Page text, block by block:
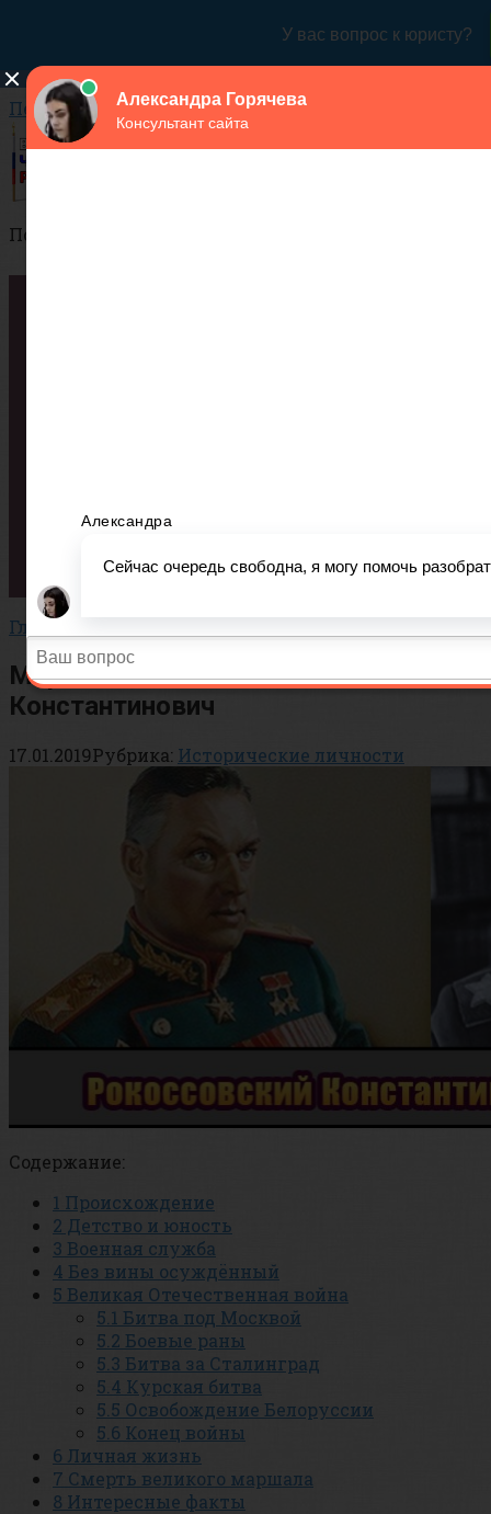
Перейти к контенту
Поиск:
Тесты
История
Важно!
Главная
Маршал Рокоссовский Константин
Константинович
17.01.2019Рубрика: Исторические личности
Содержание:
1 Происхождение
2 Детство и юность
3 Военная служба
4 Без вины осуждённый
5 Великая Отечественная война
5.1 Битва под Москвой
5.2 Боевые раны
5.3 Битва за Сталинград
5.4 Курская битва
5.5 Освобождение Белоруссии
5.6 Конец войны
6 Личная жизнь
7 Смерть великого маршала
8 Интересные факты